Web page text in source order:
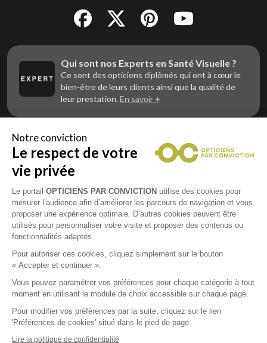
Qui sont nos Experts en Santé Visuelle ?
Ce sont des opticiens diplômés qui ont à cœur le
bien-être de leurs clients ainsi que la qualité de
leur prestation.En savoir +
Vous êtes un professionnel de la vue et
vous souhaitez nous rejoindre ?
Contactez Alliance Optic, la centrale d’achats et
d’accompagnement des opticiens indépendants
Contacts
Notre conviction
Le respect de votre
vie privée
Le portail OPTICIENS PAR CONVICTION utilise des cookies pour
mesurer l’audience afin d’améliorer les parcours de navigation et vous
proposer une expérience optimale. D’autres cookies peuvent être
utilisés pour personnaliser votre visite et proposer des contenus ou
fonctionnalités adaptés.
Pour autoriser ces cookies, cliquez simplement sur le bouton
« Accepter et continuer ».
Vous pouvez paramétrer vos préférences pour chaque catégorie à tout
moment en utilisant le module de choix accessible sur chaque page.
Pour modifier vos préférences par la suite, cliquez sur le lien
'Préférences de cookies' situé dans le pied de page.
Lire la politique de confidentialité